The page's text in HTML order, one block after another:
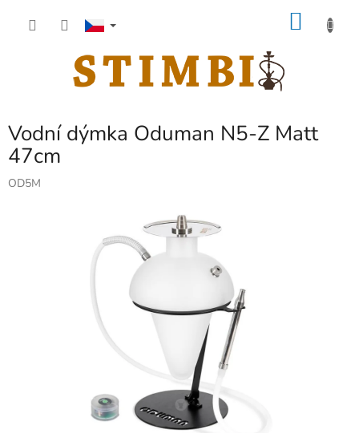
Vodní dýmka Oduman N5-Z Matt
47cm
OD5M